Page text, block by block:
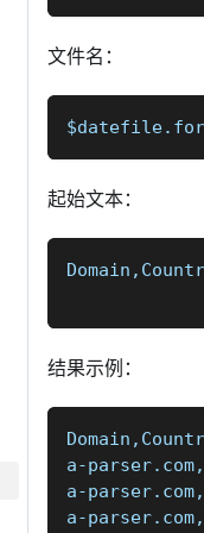
文件名：
起始文本：
结果示例：
a-
a-
a-